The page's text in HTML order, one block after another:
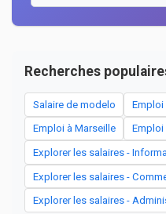
Recherches
Salaire de modelo Emploi
Emploi à Marseille Emploi
Explorer les salaires -
Explorer les salaires -
Explorer les salaires -